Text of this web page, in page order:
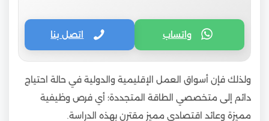
واتساب اتصل بنا
ولذلك فإن أسواق العمل الإقليمية والدولية في حالة احتياج
دائم إلى متخصصي الطاقة المتجددة؛ أي فرص وظيفية
مميزة وعائد اقتصادي مميز مقترن بهذه الدراسة.